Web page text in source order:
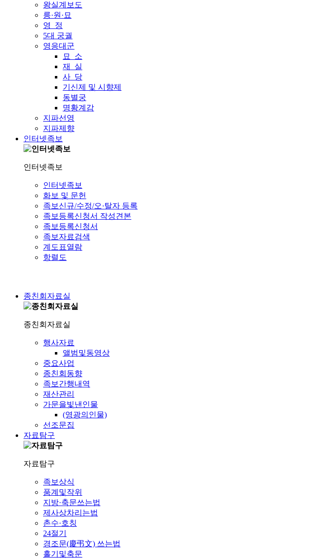
왕실계보도
릉·원·묘
영 정
5대 궁궐
영응대군
묘 소
재 실
사 당
기신제 및 시향제
동별궁
명황계감
지파선영
지파제향
인터넷족보
인터넷족보
인터넷족보
화보 및 문헌
족보신규/수정/오·탈자 등록
족보등록신청서 작성견본
족보등록신청서
족보자료검색
계도표열람
항렬도
종친회자료실
종친회자료실
행사자료
앨범및동영상
중요사업
종친회동향
족보간행내역
재산관리
가문을빛낸인물
(영광의인물)
선조문집
자료탐구
자료탐구
족보상식
품계및작위
지방·축문쓰는법
제사상차리는법
촌수·호칭
24절기
경조문(慶弔文) 쓰는법
홀기및축문